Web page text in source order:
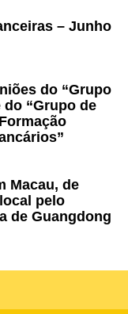
– Junho
do “Grupo
do “Grupo de
Macau, de
pelo
de Guangdong